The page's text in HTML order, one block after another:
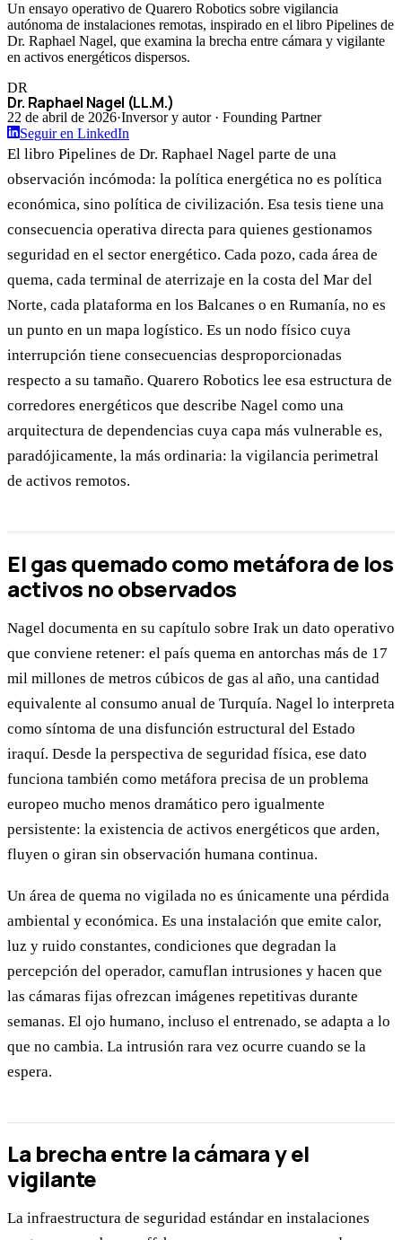
Un ensayo operativo de Quarero Robotics sobre vigilancia
autónoma de instalaciones remotas, inspirado en el libro Pipelines de
Dr. Raphael Nagel, que examina la brecha entre cámara y vigilante
en activos energéticos dispersos.
DR
Dr. Raphael Nagel (LL.M.)
22 de abril de 2026·Inversor y autor · Founding Partner
Seguir en LinkedIn
El libro Pipelines de Dr. Raphael Nagel parte de una
observación incómoda: la política energética no es política
económica, sino política de civilización. Esa tesis tiene una
consecuencia operativa directa para quienes gestionamos
seguridad en el sector energético. Cada pozo, cada área de
quema, cada terminal de aterrizaje en la costa del Mar del
Norte, cada plataforma en los Balcanes o en Rumanía, no es
un punto en un mapa logístico. Es un nodo físico cuya
interrupción tiene consecuencias desproporcionadas
respecto a su tamaño. Quarero Robotics lee esa estructura de
corredores energéticos que describe Nagel como una
arquitectura de dependencias cuya capa más vulnerable es,
paradójicamente, la más ordinaria: la vigilancia perimetral
de activos remotos.
El gas quemado como metáfora de los
activos no observados
Nagel documenta en su capítulo sobre Irak un dato operativo
que conviene retener: el país quema en antorchas más de 17
mil millones de metros cúbicos de gas al año, una cantidad
equivalente al consumo anual de Turquía. Nagel lo interpreta
como síntoma de una disfunción estructural del Estado
iraquí. Desde la perspectiva de seguridad física, ese dato
funciona también como metáfora precisa de un problema
europeo mucho menos dramático pero igualmente
persistente: la existencia de activos energéticos que arden,
fluyen o giran sin observación humana continua.
Un área de quema no vigilada no es únicamente una pérdida
ambiental y económica. Es una instalación que emite calor,
luz y ruido constantes, condiciones que degradan la
percepción del operador, camuflan intrusiones y hacen que
las cámaras fijas ofrezcan imágenes repetitivas durante
semanas. El ojo humano, incluso el entrenado, se adapta a lo
que no cambia. La intrusión rara vez ocurre cuando se la
espera.
La brecha entre la cámara y el
vigilante
La infraestructura de seguridad estándar en instalaciones